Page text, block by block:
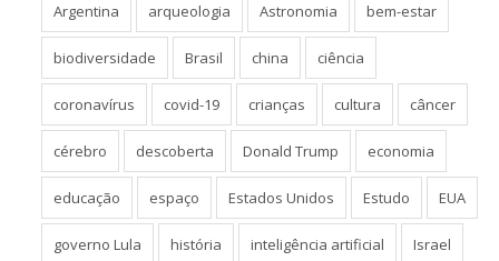
Argentina arqueologia Astronomia bem-estar
biodiversidade Brasil china ciência
coronavírus covid-19 crianças cultura câncer
cérebro descoberta Donald Trump economia
educação espaço Estados Unidos Estudo EUA
governo Lula história inteligência artificial Israel